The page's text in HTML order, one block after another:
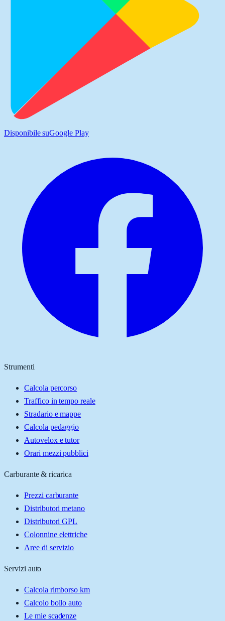
Disponibile suGoogle Play
Strumenti
Calcola percorso
Traffico in tempo reale
Stradario e mappe
Calcola pedaggio
Autovelox e tutor
Orari mezzi pubblici
Carburante & ricarica
Prezzi carburante
Distributori metano
Distributori GPL
Colonnine elettriche
Aree di servizio
Servizi auto
Calcola rimborso km
Calcolo bollo auto
Le mie scadenze